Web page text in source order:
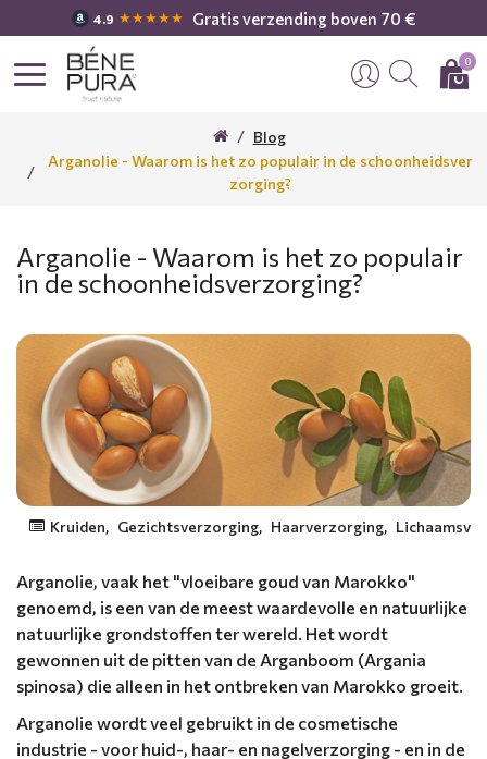
4.9 ★★★★★ Gratis verzending boven 70 €
0
Blog
Arganolie - Waarom is het zo populair in de schoonheidsver
zorging?
Arganolie - Waarom is het zo populair
in de schoonheidsverzorging?
Kruiden, Gezichtsverzorging, Haarverzorging,
Arganolie, vaak het "vloeibare goud van Marokko"
genoemd, is een van de meest waardevolle en natuurlijke
natuurlijke grondstoffen ter wereld. Het wordt
gewonnen uit de pitten van de Arganboom (Argania
spinosa) die alleen in het ontbreken van Marokko groeit.
Arganolie wordt veel gebruikt in de cosmetische
industrie - voor huid-, haar- en nagelverzorging - en in de